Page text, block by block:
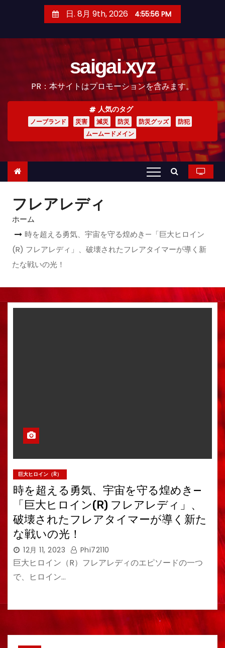
日. 8月 9th, 2026 4:55:58 PM
saigai.xyz
PR：本サイトはプロモーションを含みます。
人気のタグ
ノーブランド 災害 減災 防災 防災グッズ
防犯
ムームードメイン
フレアレディ
ホーム
時を超える勇気、宇宙を守る煌めき—「巨大ヒロイン
(R) フレアレディ」、破壊されたフレアタイマーが導く新
たな戦いの光！
巨大ヒロイン（R）
時を超える勇気、宇宙を守る煌めき—
「巨大ヒロイン(R) フレアレディ」、
破壊されたフレアタイマーが導く新た
な戦いの光！
12月 11, 2023 Phi72110
巨大ヒロイン（R）フレアレディのエピソードの一つ
で、ヒロイン…